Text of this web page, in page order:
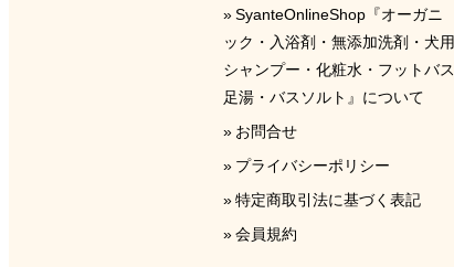
SyanteOnlineShop『オーガニ
ック・入浴剤・無添加洗剤・犬用
シャンプー・化粧水・フットバス
足湯・バスソルト』について
お問合せ
プライバシーポリシー
特定商取引法に基づく表記
会員規約